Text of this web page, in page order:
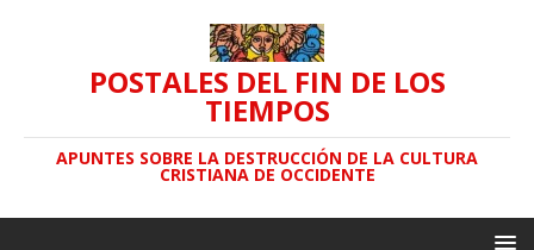
POSTALES DEL FIN DE LOS
TIEMPOS
APUNTES SOBRE LA DESTRUCCIÓN DE LA CULTURA
CRISTIANA DE OCCIDENTE